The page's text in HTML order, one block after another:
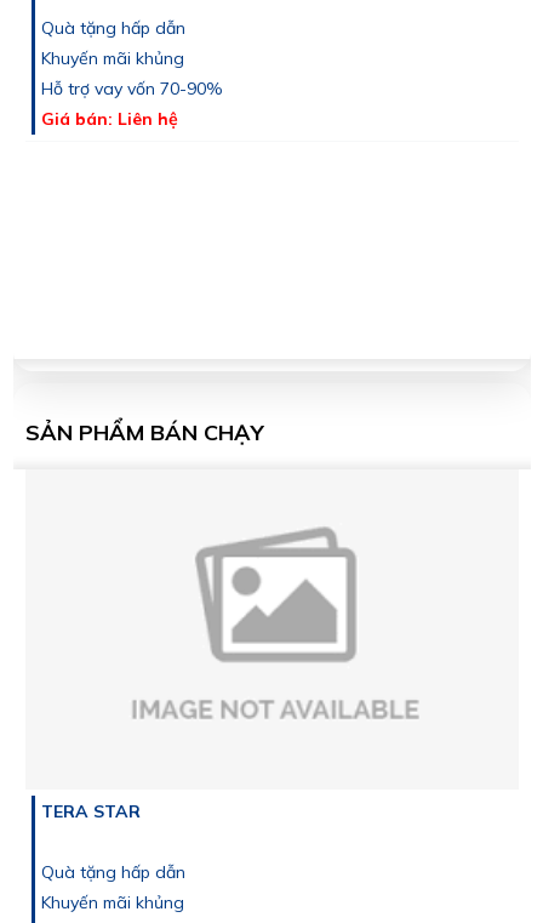
Quà tặng hấp dẫn
Khuyến mãi khủng
Hỗ trợ vay vốn 70-90%
Giá bán: Liên hệ
SẢN PHẨM BÁN CHẠY
TERA STAR
Quà tặng hấp dẫn
Khuyến mãi khủng